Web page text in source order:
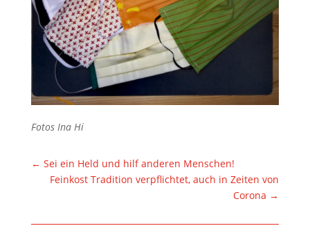
Fotos Ina Hi
← Sei ein Held und hilf anderen Menschen!
Feinkost Tradition verpflichtet, auch in Zeiten von
Corona →